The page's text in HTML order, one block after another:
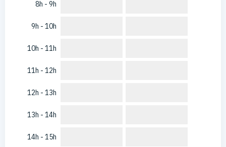
8h - 9h
9h - 10h
10h - 11h
11h - 12h
12h - 13h
13h - 14h
14h - 15h